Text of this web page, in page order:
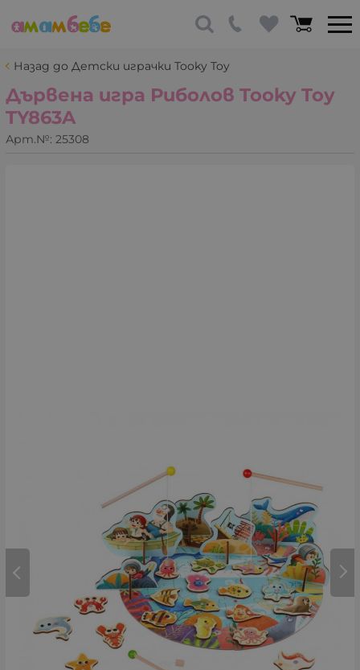
Назад до Детски играчки Tooky Toy
Дървена игра Риболов Tooky Toy
TY863A
Арт.№: 25308